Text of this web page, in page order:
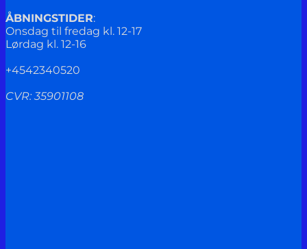
ÅBNINGSTIDER:
Onsdag til fredag kl. 12-17
Lørdag kl. 12-16
+4542340520
CVR: 35901108